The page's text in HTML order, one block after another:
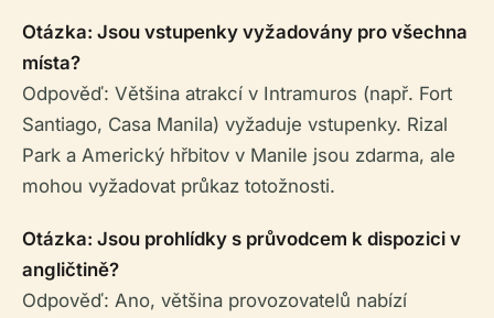
Otázka: Jsou vstupenky vyžadovány pro všechna
místa?
Odpověď: Většina atrakcí v Intramuros (např. Fort
Santiago, Casa Manila) vyžaduje vstupenky. Rizal
Park a Americký hřbitov v Manile jsou zdarma, ale
mohou vyžadovat průkaz totožnosti.
Otázka: Jsou prohlídky s průvodcem k dispozici v
angličtině?
Odpověď: Ano, většina provozovatelů nabízí